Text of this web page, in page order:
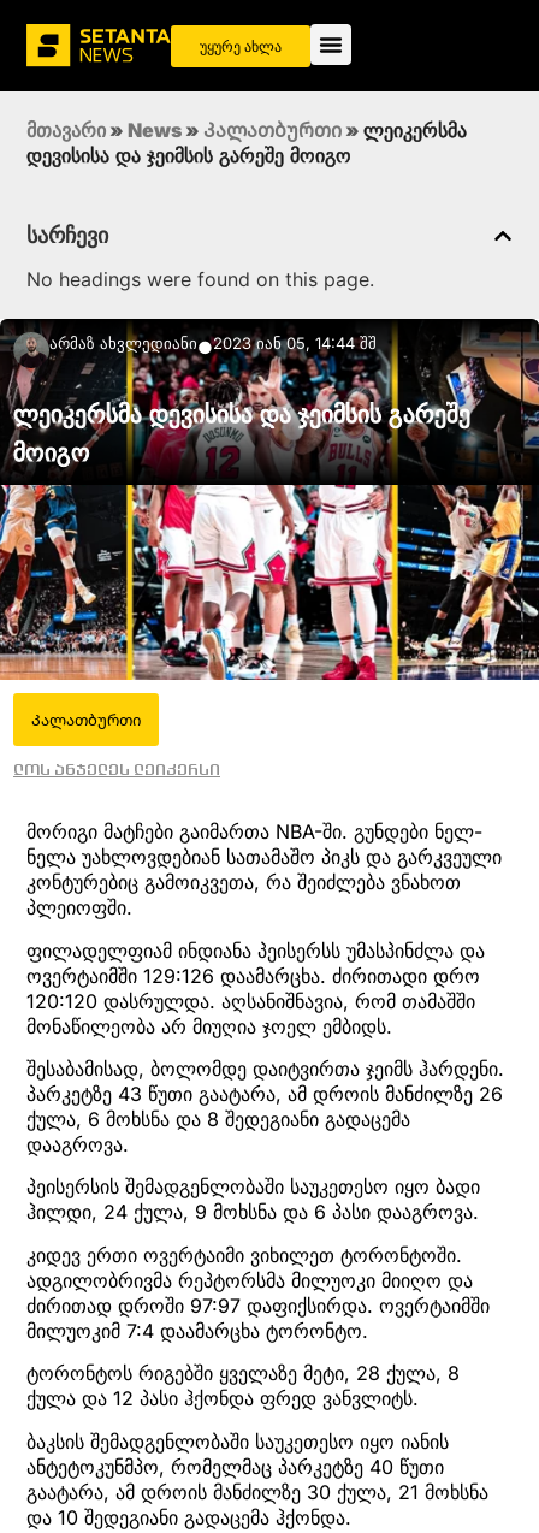
უყურე ახლა
მთავარი » News » Კალათბურთი » ლეიკერსმა
დევისისა და ჯეიმსის გარეშე მოიგო
სარჩევი
No headings were found on this page.
Არმაზ Ახვლედიანი●2023 იან 05, 14:44 შშ
ლეიკერსმა დევისისა და ჯეიმსის გარეშე
მოიგო
Კალათბურთი
ლოს ანჯელეს ლეიკერსი
მორიგი მატჩები გაიმართა NBA-ში. გუნდები ნელ-
ნელა უახლოვდებიან სათამაშო პიკს და გარკვეული
კონტურებიც გამოიკვეთა, რა შეიძლება ვნახოთ
პლეიოფში.
ფილადელფიამ ინდიანა პეისერსს უმასპინძლა და
ოვერტაიმში 129:126 დაამარცხა. ძირითადი დრო
120:120 დასრულდა. აღსანიშნავია, რომ თამაშში
მონაწილეობა არ მიუღია ჯოელ ემბიდს.
შესაბამისად, ბოლომდე დაიტვირთა ჯეიმს ჰარდენი.
პარკეტზე 43 წუთი გაატარა, ამ დროის მანძილზე 26
ქულა, 6 მოხსნა და 8 შედეგიანი გადაცემა
დააგროვა.
პეისერსის შემადგენლობაში საუკეთესო იყო ბადი
ჰილდი, 24 ქულა, 9 მოხსნა და 6 პასი დააგროვა.
კიდევ ერთი ოვერტაიმი ვიხილეთ ტორონტოში.
ადგილობრივმა რეპტორსმა მილუოკი მიიღო და
ძირითად დროში 97:97 დაფიქსირდა. ოვერტაიმში
მილუოკიმ 7:4 დაამარცხა ტორონტო.
ტორონტოს რიგებში ყველაზე მეტი, 28 ქულა, 8
ქულა და 12 პასი ჰქონდა ფრედ ვანვლიტს.
ბაკსის შემადგენლობაში საუკეთესო იყო იანის
ანტეტოკუნმპო, რომელმაც პარკეტზე 40 წუთი
გაატარა, ამ დროის მანძილზე 30 ქულა, 21 მოხსნა
და 10 შედეგიანი გადაცემა ჰქონდა.